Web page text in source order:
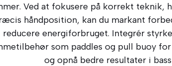
Ved at fokusere på korrekt teknik,
håndposition, kan du markant
reducere energiforbruget. Integrér
som paddles og pull buoy
og opnå bedre resultater i